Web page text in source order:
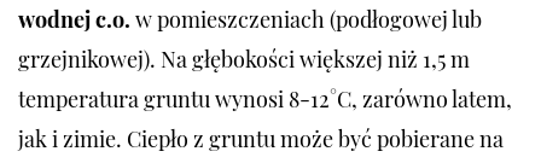
wodnej c.o. w pomieszczeniach (podłogowej lub
grzejnikowej). Na głębokości większej niż 1,5 m
temperatura gruntu wynosi 8-12°C, zarówno latem,
jak i zimie. Ciepło z gruntu może być pobierane na